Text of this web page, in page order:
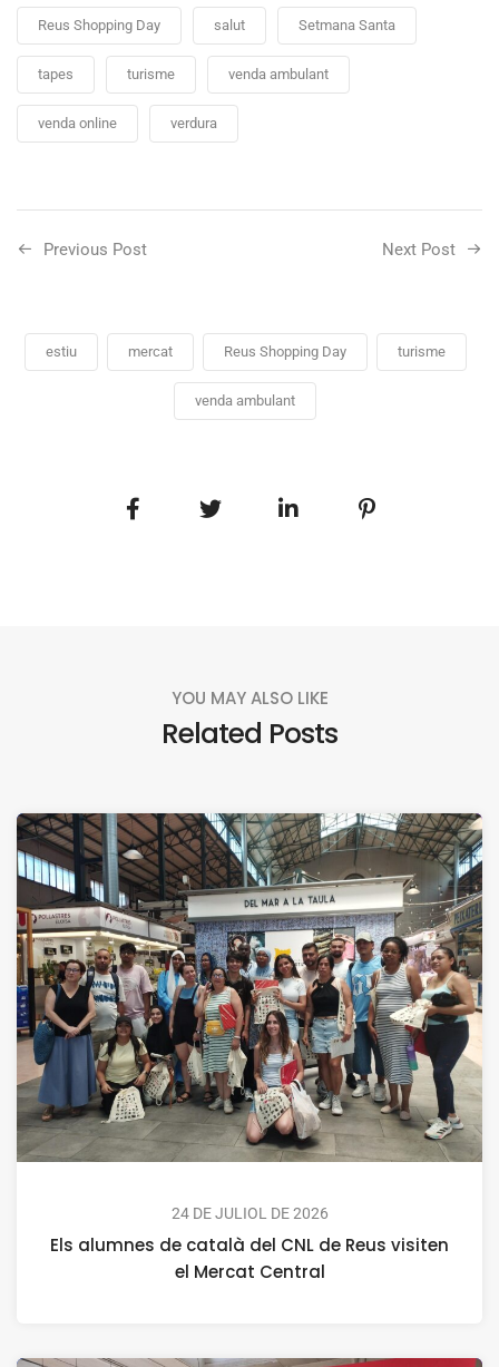
Reus Shopping Day salut Setmana Santa
tapes turisme venda ambulant
venda online verdura
Previous Post Next Post
estiu mercat Reus Shopping Day turisme
venda ambulant
YOU MAY ALSO LIKE
Related Posts
24 DE JULIOL DE 2026
Els alumnes de català del CNL de Reus visiten
el Mercat Central